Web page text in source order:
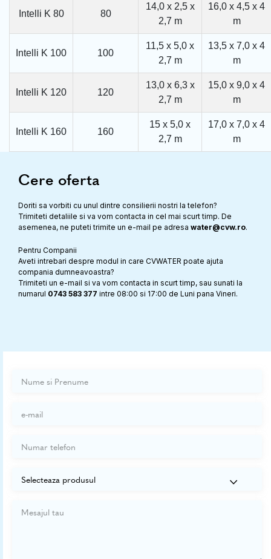
Intelli K 80 80
14,0 x 2,5 x
2,7 m
16,0 x 4,5 x 4
m
Intelli K 100 100
11,5 x 5,0 x
2,7 m
13,5 x 7,0 x 4
m
Intelli K 120 120
13,0 x 6,3 x
2,7 m
15,0 x 9,0 x 4
m
Intelli K 160 160
15 x 5,0 x
2,7 m
17,0 x 7,0 x 4
m
Cere oferta
Doriti sa vorbiti cu unul dintre consilierii nostri la telefon?
Trimiteti detaliile si va vom contacta in cel mai scurt timp. De
asemenea, ne puteti trimite un e-mail pe adresa water@cvw.ro.
Pentru Companii
Aveti intrebari despre modul in care CVWATER poate ajuta
compania dumneavoastra?
Trimiteti un e-mail si va vom contacta in scurt timp, sau sunati la
numarul 0743 583 377 intre 08:00 si 17:00 de Luni pana Vineri.